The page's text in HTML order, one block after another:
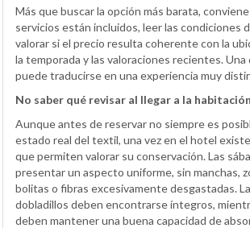
Más que buscar la opción más barata,
servicios están incluidos, leer las condiciones
valorar si el precio resulta coherente con la
la temporada y las valoraciones recientes.
puede traducirse en una experiencia muy
No saber qué revisar al llegar a la habitación
Aunque antes de reservar no siempre es
estado real del textil, una vez en el hotel
que permiten valorar su conservación. Las
presentar un aspecto uniforme, sin manchas,
bolitas o fibras excesivamente desgastadas.
dobladillos deben encontrarse íntegros,
deben mantener una buena capacidad de